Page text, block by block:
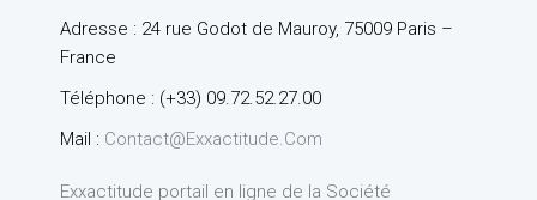
Adresse : 24 rue Godot de Mauroy, 75009 Paris –
France
Téléphone : (+33) 09.72.52.27.00
Mail : Contact@exxactitude.com
Exxactitude portail en ligne de la Société